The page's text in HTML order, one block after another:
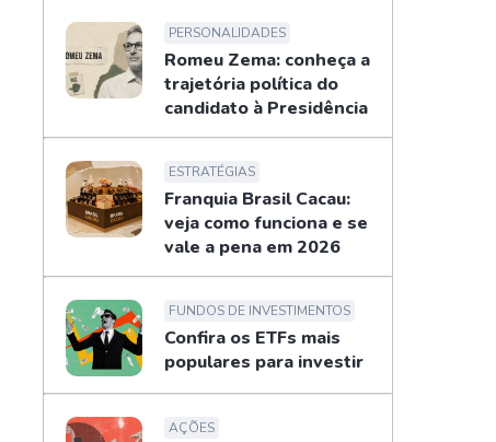
PERSONALIDADES
Romeu Zema: conheça a
trajetória política do
candidato à Presidência
ESTRATÉGIAS
Franquia Brasil Cacau:
veja como funciona e se
vale a pena em 2026
FUNDOS DE INVESTIMENTOS
Confira os ETFs mais
populares para investir
AÇÕES